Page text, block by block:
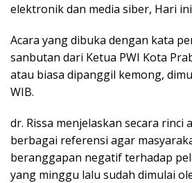
elektronik dan media siber, Hari
Acara yang dibuka dengan kata
sanbutan dari Ketua PWI Kota
atau biasa dipanggil kemong,
WIB.
dr. Rissa menjelaskan secara rinci
berbagai referensi agar
beranggapan negatif terhadap
yang minggu lalu sudah dimulai